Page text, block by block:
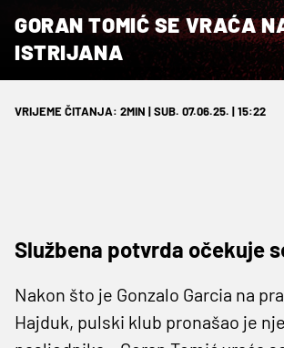
GORAN TOMIĆ SE VRAĆA
ISTRIJANA
VRIJEME ČITANJA: 2MIN | SUB. 07.06.25. | 15:22
Službena potvrda očekuje
Nakon što je Gonzalo Garcia na
Hajduk, pulski klub pronašao je